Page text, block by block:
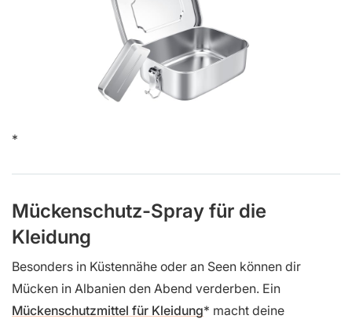
Mückenschutz-Spray für die
Kleidung
Besonders in Küstennähe oder an Seen können dir
Mücken in Albanien den Abend verderben. Ein
Mückenschutzmittel für Kleidung
macht deine